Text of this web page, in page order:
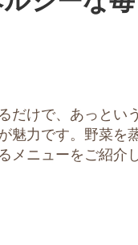
だけで、あっとい
魅力です。野菜を
ニューをご紹介し